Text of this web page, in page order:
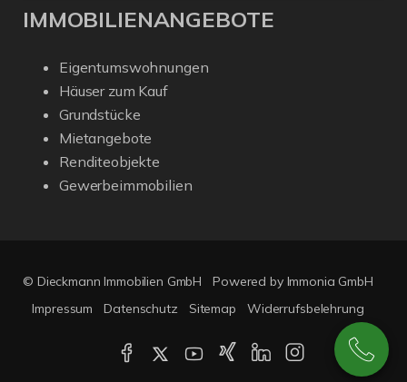
IMMOBILIENANGEBOTE
Eigentumswohnungen
Häuser zum Kauf
Grundstücke
Mietangebote
Renditeobjekte
Gewerbeimmobilien
© Dieckmann Immobilien GmbH
Powered by Immonia GmbH
Impressum
Datenschutz Sitemap Widerrufsbelehrung